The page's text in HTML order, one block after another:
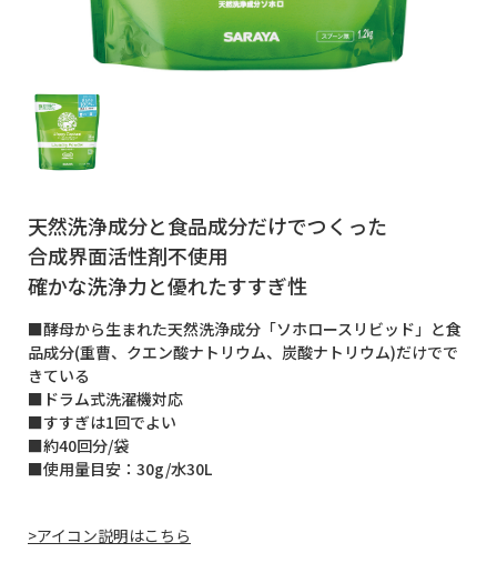
天然洗浄成分と食品成分だけでつくった
合成界面活性剤不使用
確かな洗浄力と優れたすすぎ性
■酵母から生まれた天然洗浄成分「ソホロースリビッド」と食
品成分(重曹、クエン酸ナトリウム、炭酸ナトリウム)だけでで
きている
■ドラム式洗濯機対応
■すすぎは1回でよい
■約40回分/袋
■使用量目安：30g/水30L
>アイコン説明はこちら